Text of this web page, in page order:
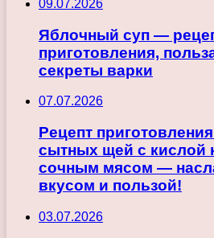
09.07.2026
Яблочный суп —
приготовления,
секреты варки
07.07.2026
Рецепт
сытных щей с кислой
сочным мясом —
вкусом и пользой!
03.07.2026